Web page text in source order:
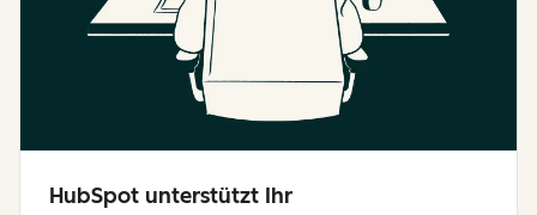
HubSpot unterstützt Ihr